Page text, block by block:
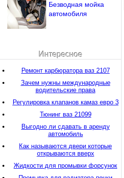
Безводная мойка
автомобиля
Интересное
Ремонт карбюратора ваз 2107
Зачем нужны международные
водительские права
Регулировка клапанов камаз евро 3
Тюнинг ваз 21099
Выгодно ли сдавать в аренду
автомобиль
Как называются двери которые
открываются вверх
Жидкости для промывки форсунок